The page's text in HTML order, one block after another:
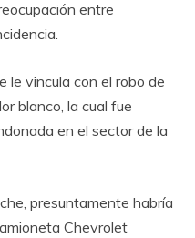
entre
le vincula con el robo de
blanco, la cual fue
en el sector de la
presuntamente habría
Chevrolet